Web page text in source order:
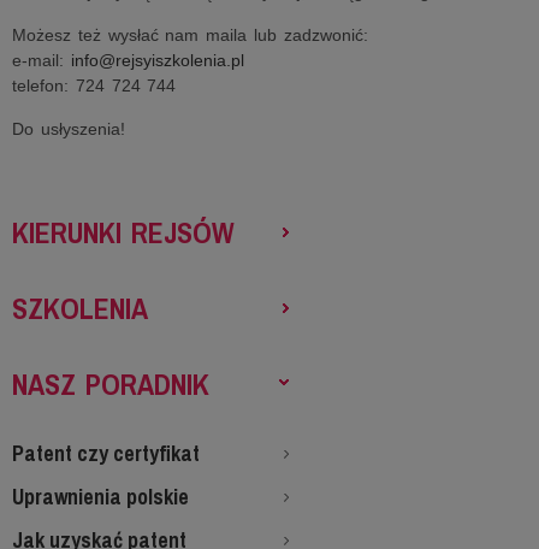
Możesz też wysłać nam maila lub zadzwonić:
e-mail: info@rejsyiszkolenia.pl
telefon: 724 724 744
Do usłyszenia!
KIERUNKI REJSÓW
SZKOLENIA
NASZ PORADNIK
Patent czy certyfikat
Uprawnienia polskie
Jak uzyskać patent